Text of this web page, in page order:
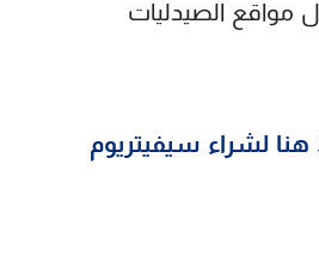
مواقع الصيدليات
لشراء سيفيتريوم